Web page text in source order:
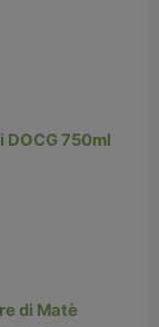
750ml
di Matè